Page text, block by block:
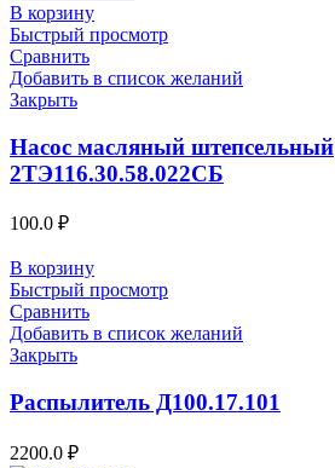
В корзину
Быстрый просмотр
Сравнить
Добавить в список желаний
Закрыть
Насос масляный штепсельный
2ТЭ116.30.58.022СБ
100.0 ₽
В корзину
Быстрый просмотр
Сравнить
Добавить в список желаний
Закрыть
Распылитель Д100.17.101
2200.0 ₽